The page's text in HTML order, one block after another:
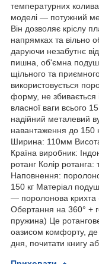
температурних
моделі — потужний
Він дозволяє кріслу
напрямках та вільно
даруючи незабутнє
пишна, об'ємна
щільного та
використовується
форму, не збивається
власної ваги всього
надійний металевий
навантаження до 150
Ширина: 110мм
Країна виробник:
ротанг Колір
Наповнення:
150 кг Матеріал
— поролонова крихта
Обертання на 360° +
пружина) Це
оазисом комфорту, де
дня, почитати книгу